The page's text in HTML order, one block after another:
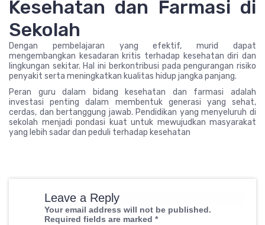
Kesehatan dan Farmasi di
Sekolah
Dengan pembelajaran yang efektif, murid dapat
mengembangkan kesadaran kritis terhadap kesehatan diri dan
lingkungan sekitar. Hal ini berkontribusi pada pengurangan risiko
penyakit serta meningkatkan kualitas hidup jangka panjang.
Peran guru dalam bidang kesehatan dan farmasi adalah
investasi penting dalam membentuk generasi yang sehat,
cerdas, dan bertanggung jawab. Pendidikan yang menyeluruh di
sekolah menjadi pondasi kuat untuk mewujudkan masyarakat
yang lebih sadar dan peduli terhadap kesehatan
Leave a Reply
Your email address will not be published.
Required fields are marked *